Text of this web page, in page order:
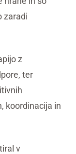
zaradi
z
ter
koordinacija in
v